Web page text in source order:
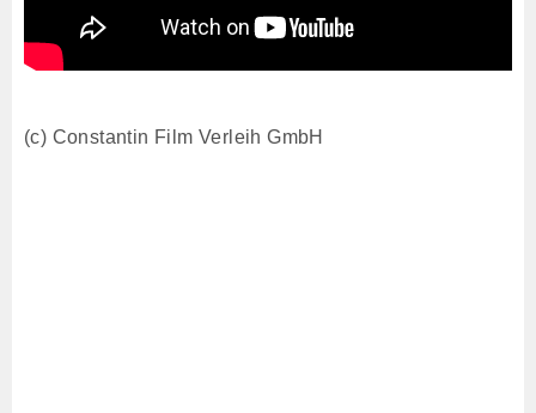
(c) Constantin Film Verleih GmbH